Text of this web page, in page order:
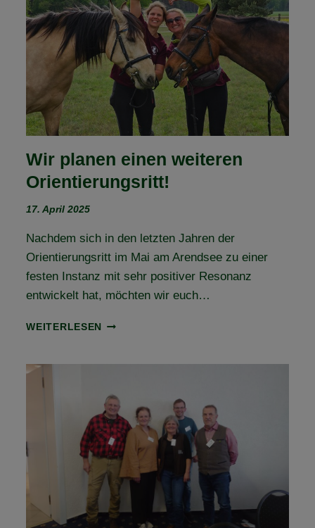
AUSBILDUNG
TEIL
3
Wir planen einen weiteren
Orientierungsritt!
17. April 2025
Nachdem sich in den letzten Jahren der
Orientierungsritt im Mai am Arendsee zu einer
festen Instanz mit sehr positiver Resonanz
entwickelt hat, möchten wir euch…
WEITERLESEN
WIR